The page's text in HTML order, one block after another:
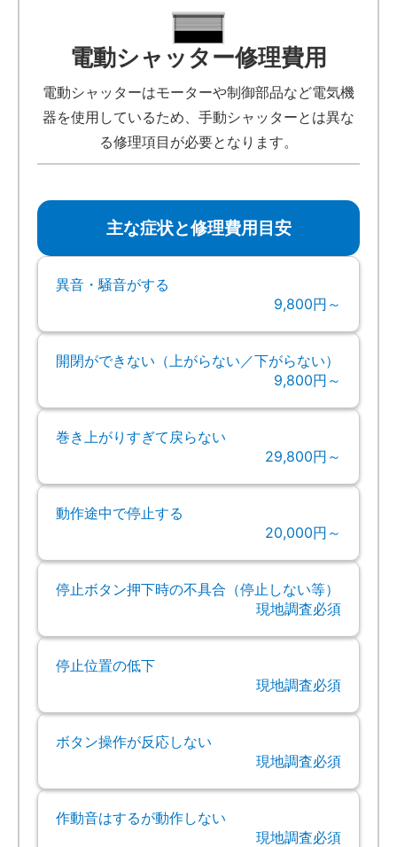
電動シャッター修理費用
電動シャッターはモーターや制御部品など電気機
器を使用しているため、手動シャッターとは異な
る修理項目が必要となります。
主な症状と修理費用目安
異音・騒音がする
9,800円～
開閉ができない（上がらない／下がらない）
9,800円～
巻き上がりすぎて戻らない
29,800円～
動作途中で停止する
20,000円～
停止ボタン押下時の不具合（停止しない等）
現地調査必須
停止位置の低下
現地調査必須
ボタン操作が反応しない
現地調査必須
作動音はするが動作しない
現地調査必須